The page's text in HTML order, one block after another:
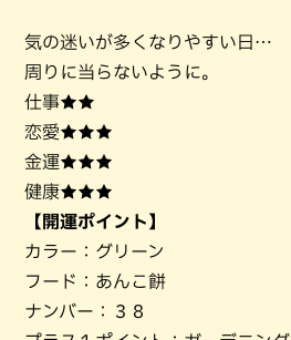
気の迷いが多くなりやすい日…
周りに当らないように。
仕事★★
恋愛★★★
金運★★★
健康★★★
【開運ポイント】
カラー：グリーン
フード：あんこ餅
ナンバー：３８